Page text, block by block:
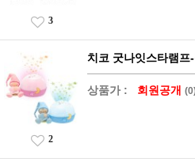
3
치코 굿나잇스타램프
상품가 : 회원공개
2